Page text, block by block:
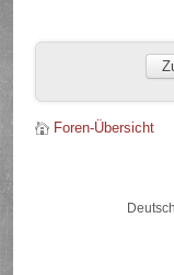
Foren-Übersicht